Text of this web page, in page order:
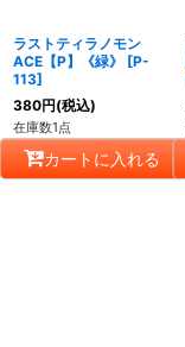
ラストティラノモン
ACE【P】《緑》
[P-
113]
380円(税込)
在庫数1点
カートに入れる